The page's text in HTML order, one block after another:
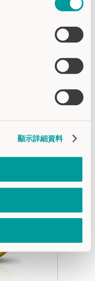
顯示詳細資料
的 PLe 安全等